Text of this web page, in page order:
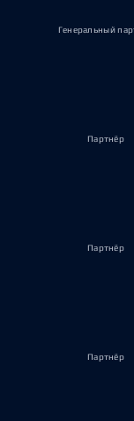
Генеральный
Партнёр
Партнёр
Партнёр